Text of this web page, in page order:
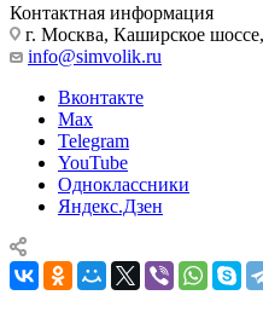
Контактная информация
г. Москва, Каширское
info@simvolik.ru
Вконтакте
Max
Telegram
YouTube
Одноклассники
Яндекс.Дзен